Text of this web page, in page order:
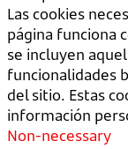
Las cookies
página funciona
se incluyen
funcionalidades
del sitio. Estas
información
Non-necessary